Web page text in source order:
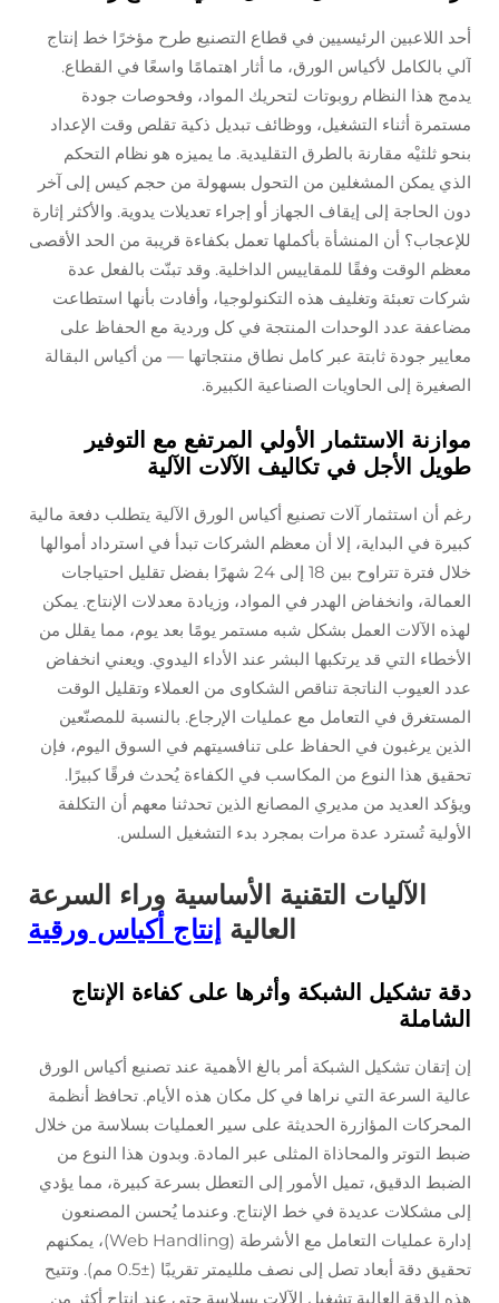
أحد اللاعبين الرئيسيين في قطاع التصنيع طرح مؤخرًا خط إنتاج
آلي بالكامل لأكياس الورق، ما أثار اهتمامًا واسعًا في القطاع.
يدمج هذا النظام روبوتات لتحريك المواد، وفحوصات جودة
مستمرة أثناء التشغيل، ووظائف تبديل ذكية تقلص وقت الإعداد
بنحو ثلثيْه مقارنة بالطرق التقليدية. ما يميزه هو نظام التحكم
الذي يمكن المشغلين من التحول بسهولة من حجم كيس إلى آخر
دون الحاجة إلى إيقاف الجهاز أو إجراء تعديلات يدوية. والأكثر إثارة
للإعجاب؟ أن المنشأة بأكملها تعمل بكفاءة قريبة من الحد الأقصى
معظم الوقت وفقًا للمقاييس الداخلية. وقد تبنّت بالفعل عدة
شركات تعبئة وتغليف هذه التكنولوجيا، وأفادت بأنها استطاعت
مضاعفة عدد الوحدات المنتجة في كل وردية مع الحفاظ على
معايير جودة ثابتة عبر كامل نطاق منتجاتها — من أكياس البقالة
الصغيرة إلى الحاويات الصناعية الكبيرة.
موازنة الاستثمار الأولي المرتفع مع التوفير
طويل الأجل في تكاليف الآلات الآلية
رغم أن استثمار آلات تصنيع أكياس الورق الآلية يتطلب دفعة مالية
كبيرة في البداية، إلا أن معظم الشركات تبدأ في استرداد أموالها
خلال فترة تتراوح بين 18 إلى 24 شهرًا بفضل تقليل احتياجات
العمالة، وانخفاض الهدر في المواد، وزيادة معدلات الإنتاج. يمكن
لهذه الآلات العمل بشكل شبه مستمر يومًا بعد يوم، مما يقلل من
الأخطاء التي قد يرتكبها البشر عند الأداء اليدوي. ويعني انخفاض
عدد العيوب الناتجة تناقص الشكاوى من العملاء وتقليل الوقت
المستغرق في التعامل مع عمليات الإرجاع. بالنسبة للمصنّعين
الذين يرغبون في الحفاظ على تنافسيتهم في السوق اليوم، فإن
تحقيق هذا النوع من المكاسب في الكفاءة يُحدث فرقًا كبيرًا.
ويؤكد العديد من مديري المصانع الذين تحدثنا معهم أن التكلفة
الأولية تُسترد عدة مرات بمجرد بدء التشغيل السلس.
الآليات التقنية الأساسية وراء السرعة
العالية إنتاج أكياس ورقية
دقة تشكيل الشبكة وأثرها على كفاءة الإنتاج
الشاملة
إن إتقان تشكيل الشبكة أمر بالغ الأهمية عند تصنيع أكياس الورق
عالية السرعة التي نراها في كل مكان هذه الأيام. تحافظ أنظمة
المحركات المؤازرة الحديثة على سير العمليات بسلاسة من خلال
ضبط التوتر والمحاذاة المثلى عبر المادة. وبدون هذا النوع من
الضبط الدقيق، تميل الأمور إلى التعطل بسرعة كبيرة، مما يؤدي
إلى مشكلات عديدة في خط الإنتاج. وعندما يُحسن المصنعون
إدارة عمليات التعامل مع الأشرطة (Web Handling)، يمكنهم
تحقيق دقة أبعاد تصل إلى نصف ملليمتر تقريبًا (±0.5 مم). وتتيح
هذه الدقة العالية تشغيل الآلات بسلاسة حتى عند إنتاج أكثر من